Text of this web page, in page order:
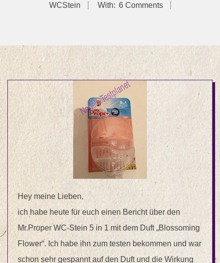
WCStein
With: 6 Comments
Hey meine Lieben,
ich habe heute für euch einen Bericht über den
Mr.Proper WC-Stein 5 in 1 mit dem Duft „Blossoming
Flower“. Ich habe ihn zum testen bekommen und war
schon sehr gespannt auf den Duft und die Wirkung